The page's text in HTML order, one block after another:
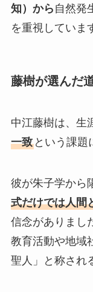
知）から 自然発
を重視していま
藤樹が選んだ
中江藤樹は、生
一致という課題
彼が朱子学から
式だけでは人間
信念がありまし
教育活動や地域
聖人」と称され